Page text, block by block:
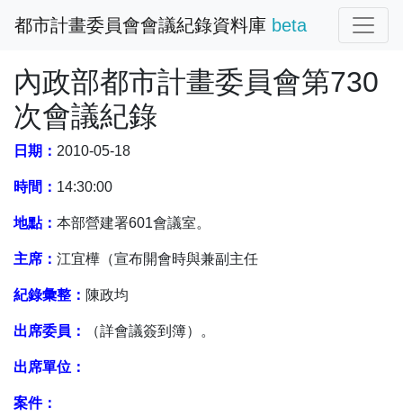
都市計畫委員會會議紀錄資料庫 beta
內政部都市計畫委員會第730
次會議紀錄
日期： 2010-05-18
時間： 14:30:00
地點： 本部營建署601會議室。
主席： 江宜樺（宣布開會時與兼副主任
紀錄彙整： 陳政均
出席委員： （詳會議簽到簿）。
出席單位：
案件：